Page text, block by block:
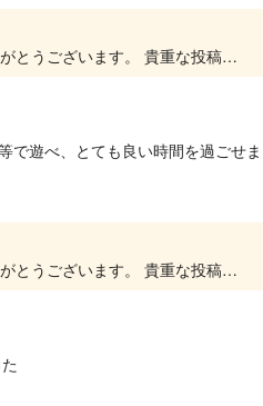
いつもキッズユーエスランド 大阪泉佐野店をご利用頂き誠にありがとうございます。 貴重な投稿を頂きありがとうございます。 今後もたくさんのお客様にご来店頂けるよう努めて参ります。 また...
で遊べ、とても良い時間を過ごせま
いつもキッズユーエスランド 大阪泉佐野店をご利用頂き誠にありがとうございます。 貴重な投稿を頂きありがとうございます。 大変嬉しいお言葉をいただき、スタッフ一同、とても励みになります。...